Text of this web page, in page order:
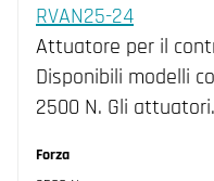
RVAN25-24
Attuatore per il
Disponibili modelli
2500 N. Gli
Forza